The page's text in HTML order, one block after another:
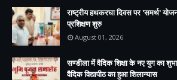
राष्ट्रीय हथकरघा दिवस पर 'समर्थ'
प्रशिक्षण शुरु
August 01, 2026
सण्डीला में वैदिक शिक्षा के नए युग का
वैदिक विद्यापीठ का हुआ शिलान्यास